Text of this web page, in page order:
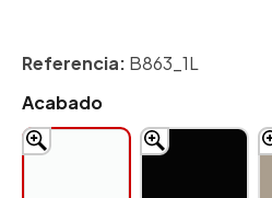
Referencia: B863_1L
Acabado